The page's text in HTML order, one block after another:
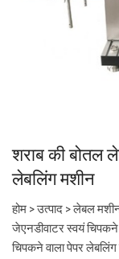
शराब की बोतल
लेबलिंग मशीन
होम > उत्पाद > लेबल
जेएनडीवाटर स्वयं
चिपकने वाला पेपर लेबलिंग